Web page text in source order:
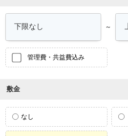
～
管理費・共益費込み
敷金
なし